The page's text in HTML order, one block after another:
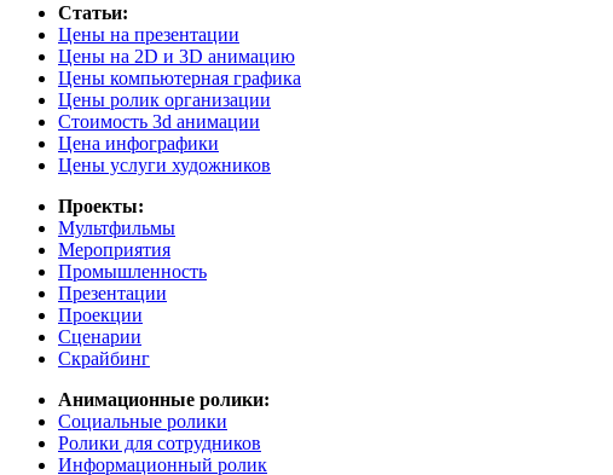
Статьи:
Цены на презентации
Цены на 2D и 3D анимацию
Цены компьютерная графика
Цены ролик организации
Cтоимость 3d анимации
Цена инфографики
Цены услуги художников
Проекты:
Мультфильмы
Мероприятия
Промышленность
Презентации
Проекции
Сценарии
Скрайбинг
Анимационные ролики:
Социальные ролики
Ролики для сотрудников
Информационный ролик